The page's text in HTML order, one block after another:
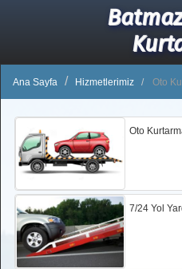
Ana Sayfa Hizmetlerimiz Oto
Oto
7/24 Yol